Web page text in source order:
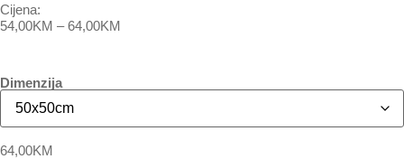
Cijena:
54,00KM – 64,00KM
Dimenzija
64,00KM